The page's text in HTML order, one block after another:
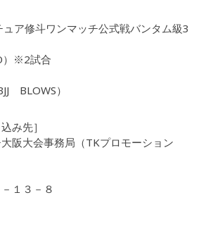
ア修斗ワンマッチ公式戦バンタム級3
）※2試合
BLOWS）
み先］
阪大会事務局（TKプロモーション
１３－８